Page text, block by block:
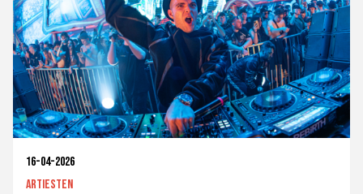
16-04-2026
Artiesten